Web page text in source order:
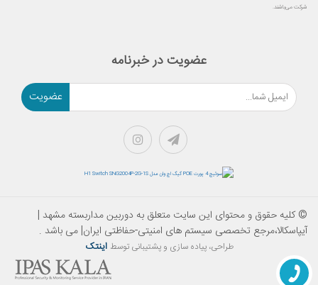
شرکت می‌باشند.
عضویت در خبرنامه
عضویت
© کلیه حقوق و محتوای این سایت متعلق به دوربین مداربسته مشهد |
آیپاسکالا،مرجع تخصصی سیستم های امنیتی-حفاظتی ایران| می باشد .
طراحی، پیاده سازی و پشتیبانی توسط اینتک